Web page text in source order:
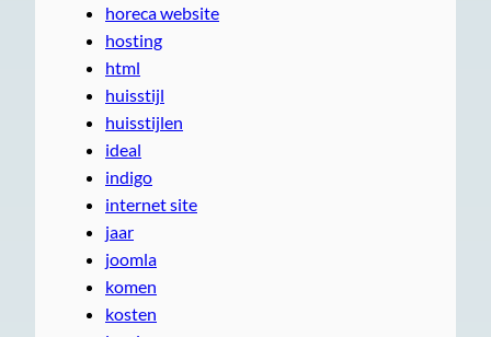
horeca website
hosting
html
huisstijl
huisstijlen
ideal
indigo
internet site
jaar
joomla
komen
kosten